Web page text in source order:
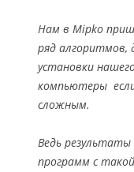
Нам в Mipko
ряд алгоритмов,
установки
компьютеры
сложным.
Ведь результаты
программ с